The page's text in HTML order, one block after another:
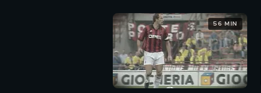
56 MIN